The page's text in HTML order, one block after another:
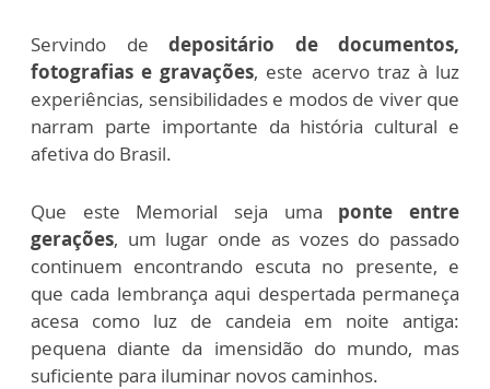
Servindo de depositário de documentos,
fotografias e gravações, este acervo traz à luz
experiências, sensibilidades e modos de viver que
narram parte importante da história cultural e
afetiva do Brasil.
Que este Memorial seja uma ponte entre
gerações, um lugar onde as vozes do passado
continuem encontrando escuta no presente, e
que cada lembrança aqui despertada permaneça
acesa como luz de candeia em noite antiga:
pequena diante da imensidão do mundo, mas
suficiente para iluminar novos caminhos.